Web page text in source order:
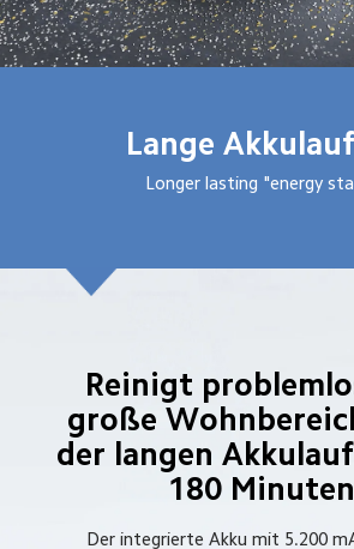
Lange
Longer lasting "energy
Reinigt
große
der langen
180
Der integrierte Akku mit 5.200